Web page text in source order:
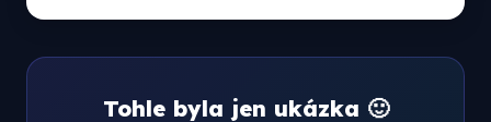
Tohle byla jen ukázka 🙂